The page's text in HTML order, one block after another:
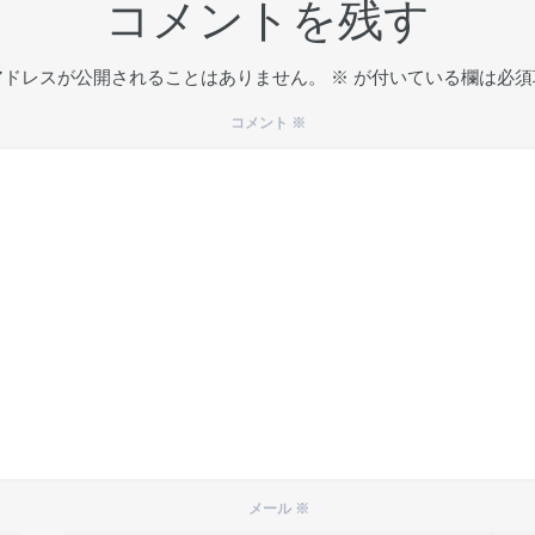
コメントを残す
ドレスが公開されることはありません。 ※ が付いている欄は必
コメント ※
メール ※